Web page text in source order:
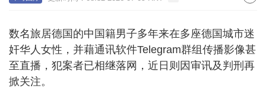
数名旅居德国的中国籍男子多年来在多座德国城市迷
奸华人女性，并藉通讯软件Telegram群组传播影像甚
至直播，犯案者已相继落网，近日则因审讯及判刑再
掀关注。